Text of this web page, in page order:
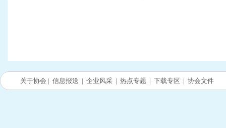
关于协会 |信息报送 |企业风采 |热点专题 |下载专区 |协会文件